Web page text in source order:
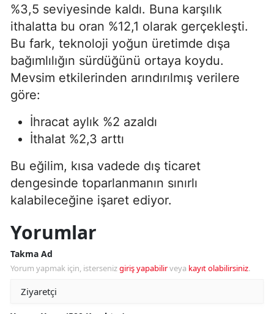
%3,5 seviyesinde kaldı. Buna karşılık
ithalatta bu oran %12,1 olarak gerçekleşti.
Bu fark, teknoloji yoğun üretimde dışa
bağımlılığın sürdüğünü ortaya koydu.
Mevsim etkilerinden arındırılmış verilere
göre:
İhracat aylık %2 azaldı
İthalat %2,3 arttı
Bu eğilim, kısa vadede dış ticaret
dengesinde toparlanmanın sınırlı
kalabileceğine işaret ediyor.
Yorumlar
Takma Ad
Yorum yapmak için, istersenizgiriş yapabilirveya kayıt olabilirsiniz.